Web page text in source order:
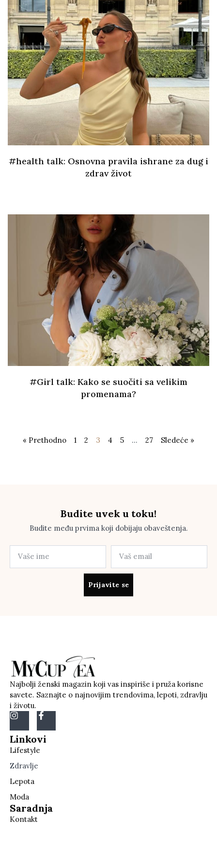
#health talk: Osnovna pravila ishrane za dug i
zdrav život
#Girl talk: Kako se suočiti sa velikim
promenama?
« Prethodno 1 2 3 4 5 … 27 Sledeće »
Budite uvek u toku!
Budite među prvima koji dobijaju obaveštenja.
Prijavite se
Najbolji ženski magazin koji vas inspiriše i pruža korisne
savete. Saznajte o najnovijim trendovima, lepoti, zdravlju
i životu.
Linkovi
Lifestyle
Zdravlje
Lepota
Moda
Saradnja
Kontakt